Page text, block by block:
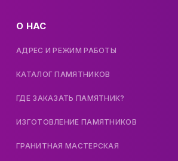
О НАС
АДРЕС И РЕЖИМ РАБОТЫ
КАТАЛОГ ПАМЯТНИКОВ
ГДЕ ЗАКАЗАТЬ ПАМЯТНИК?
ИЗГОТОВЛЕНИЕ ПАМЯТНИКОВ
ГРАНИТНАЯ МАСТЕРСКАЯ